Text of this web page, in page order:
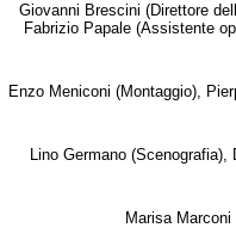
Giovanni Brescini (Direttore
Fabrizio Papale(Assistente
Enzo Meniconi (Montaggio),
Lino Germano (Scenografia),
Marisa Marconi